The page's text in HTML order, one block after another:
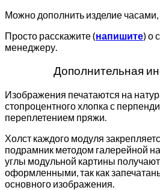
Можно дополнить изделие часами,
Просто расскажите (напишите) о
менеджеру.
Дополнительная
Изображения печатаются на
стопроцентного хлопка с
переплетением пряжи.
Холст каждого модуля
подрамник методом галерейной
углы модульной картины
оформленными, так как
основного изображения.